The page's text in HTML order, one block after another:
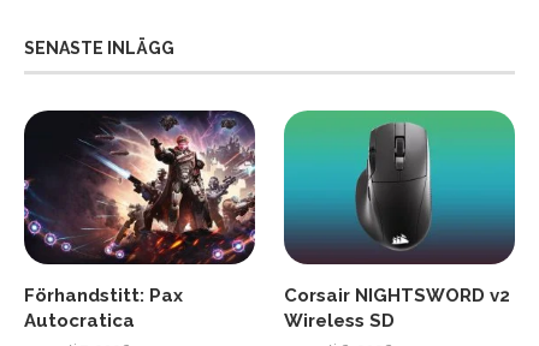
SENASTE INLÄGG
Förhandstitt: Pax
Autocratica
Corsair NIGHTSWORD v2
Wireless SD